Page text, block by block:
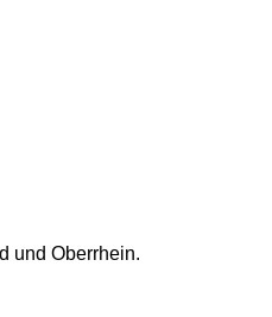
und Oberrhein.